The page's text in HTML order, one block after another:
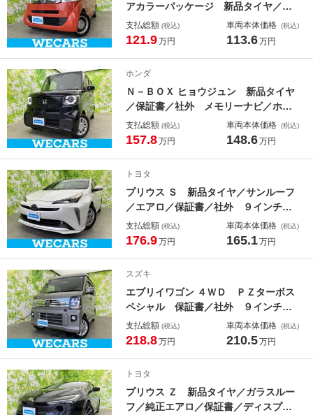
アカラーパッケージ 新品タイヤ／純
正 ＳＤナビ／シティーブレーキアク
ティブシステム（ホンダ）／シートヒ
ＡＢＳ／横滑り防止装置／アイドリン
グストップ
支払総額 (税込)
121.9万円
車両本体価格 (税込)
113.6万円
ホンダ
Ｎ－ＢＯＸ ヒョウジュン 新品タイヤ
／保証書／社外 メモリーナビ／ホン
ダセンシング／電動スライドドア／シ
ートヒーター 前席／車線逸脱防止支
接続／ＥＴＣ
支払総額 (税込)
157.8万円
車両本体価格 (税込)
148.6万円
トヨタ
プリウス Ｓ 新品タイヤ／サンルーフ
／エアロ／保証書／社外 ９インチ
メモリーナビ／衝突安全装置／車線逸
脱防止支援システム／シート 合皮／
支払総額 (税込)
176.9万円
車両本体価格 (税込)
165.1万円
スズキ
エブリイワゴン ４ＷＤ ＰＺターボス
ペシャル 保証書／社外 ９インチ
ＳＤナビ／衝突安全装置／両側電動ス
ライドドア／シートヒーター／車線逸
ランプ ＬＥＤ
支払総額 (税込)
218.8万円
車両本体価格 (税込)
210.5万円
トヨタ
プリウス Ｚ 新品タイヤ／ガラスルー
フ／純正エアロ／保証書／ディスプレ